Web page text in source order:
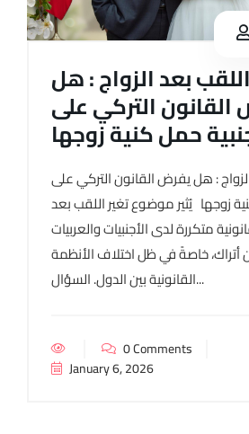
بعد الزواج : هل
التركي على
حمل كنية زوجها
: هل يفرض القانون التركي على
زوجها يُثير موضوع تغير اللقب بعد
متكررة لدى الأجنبيات والعربيات
أتراك، خاصةً في ظل اختلاف الأنظمة
القانونية بين الدول. السؤال...
0 Comments
January 6, 2026